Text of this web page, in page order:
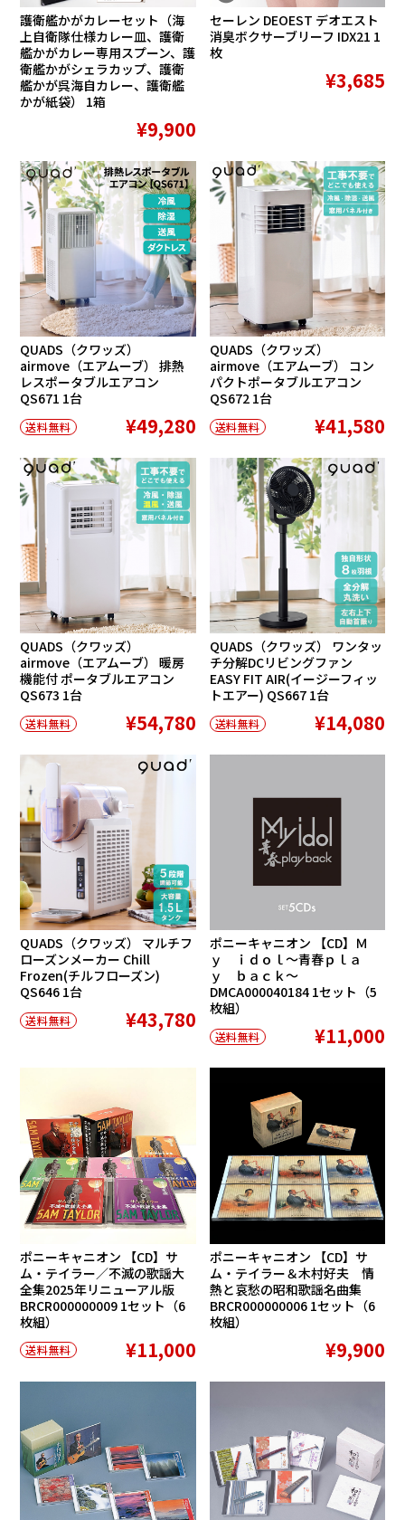
護衛艦かがカレーセット（海
上自衛隊仕様カレー皿、護衛
艦かがカレー専用スプーン、護
衛艦かがシェラカップ、護衛
艦かが呉海自カレー、護衛艦
かが紙袋） 1箱
¥9,900
セーレン DEOEST デオエスト
消臭ボクサーブリーフ IDX21 1
枚
¥3,685
QUADS（クワッズ）
airmove（エアムーブ） 排熱
レスポータブルエアコン
QS671 1台
送料無料 ¥49,280
QUADS（クワッズ）
airmove（エアムーブ） コン
パクトポータブルエアコン
QS672 1台
送料無料 ¥41,580
QUADS（クワッズ）
airmove（エアムーブ） 暖房
機能付 ポータブルエアコン
QS673 1台
送料無料 ¥54,780
QUADS（クワッズ） ワンタッ
チ分解DCリビングファン
EASY FIT AIR(イージーフィッ
トエアー) QS667 1台
送料無料 ¥14,080
QUADS（クワッズ） マルチフ
ローズンメーカー Chill
Frozen(チルフローズン)
QS646 1台
送料無料 ¥43,780
ポニーキャニオン 【CD】Ｍ
ｙ ｉｄｏｌ〜青春ｐｌａ
ｙ ｂａｃｋ〜
DMCA000040184 1セット（5
枚組）
送料無料 ¥11,000
ポニーキャニオン 【CD】サ
ム・テイラー／不滅の歌謡大
全集2025年リニューアル版
BRCR000000009 1セット（6
枚組）
送料無料 ¥11,000
ポニーキャニオン 【CD】サ
ム・テイラー＆木村好夫 情
熱と哀愁の昭和歌謡名曲集
BRCR000000006 1セット（6
枚組）
¥9,900